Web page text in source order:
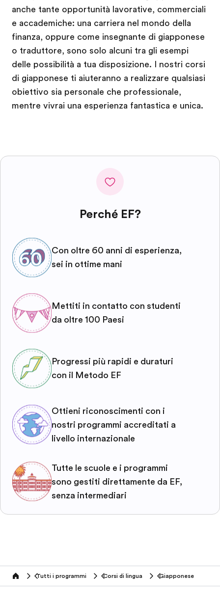
anche tante opportunità lavorative, commerciali
e accademiche: una carriera nel mondo della
finanza, oppure come insegnante di giapponese
o traduttore, sono solo alcuni tra gli esempi
delle possibilità a tua disposizione. I nostri corsi
di giapponese ti aiuteranno a realizzare qualsiasi
obiettivo sia personale che professionale,
mentre vivrai una esperienza fantastica e unica.
Perché EF?
Con oltre 60 anni di esperienza,
sei in ottime mani
Mettiti in contatto con studenti
da oltre 100 Paesi
Progressi più rapidi e duraturi
con il Metodo EF
Ottieni riconoscimenti con i
nostri programmi accreditati a
livello internazionale
Tutte le scuole e i programmi
sono gestiti direttamente da EF,
senza intermediari
home Tutti i programmi Corsi di lingua Giapponese